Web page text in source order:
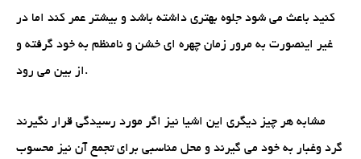
کنید باعث می شود جلوه بهتری داشته باشد و بیشتر عمر کند اما در
غیر اینصورت به مرور زمان چهره ای خشن و نامنظم به خود گرفته و
از بین می رود.
مشابه هر چیز دیگری این اشیا نیز اگر مورد رسیدگی قرار نگیرند
گرد وغبار به خود می گیرند و محل مناسبی برای تجمع آن نیز محسوب